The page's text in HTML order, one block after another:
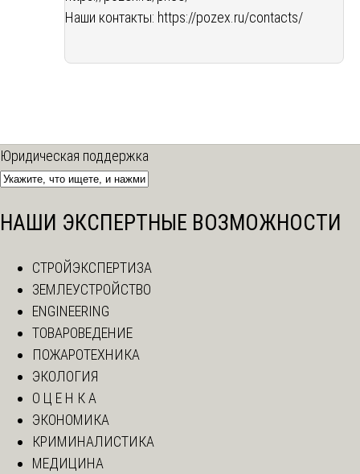
Наши контакты: https://pozex.ru/contacts/
Юридическая поддержка
НАШИ ЭКСПЕРТНЫЕ ВОЗМОЖНОСТИ
СТРОЙЭКСПЕРТИЗА
ЗЕМЛЕУСТРОЙСТВО
ENGINEERING
ТОВАРОВЕДЕНИЕ
ПОЖАРОТЕХНИКА
ЭКОЛОГИЯ
О Ц Е Н К А
ЭКОНОМИКА
КРИМИНАЛИСТИКА
МЕДИЦИНА